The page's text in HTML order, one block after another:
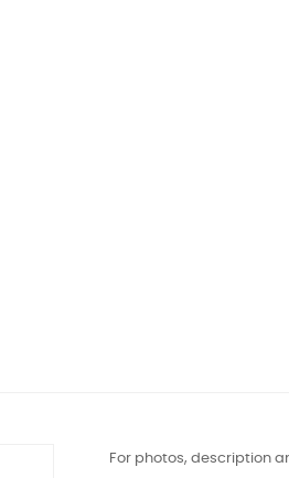
For photos, description